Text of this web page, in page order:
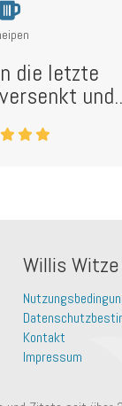
die letzte
Willis Witze
Kontakt
Impressum